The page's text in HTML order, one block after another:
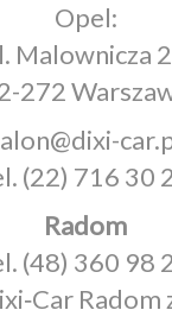
Opel:
Malownicza
272
(22) 716 30
Radom
(48) 360 98
Radom